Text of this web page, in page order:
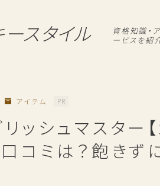
スタイル
資格知識・
ービスを紹
アイテム PR
ッシュマスター
コミは？飽きず